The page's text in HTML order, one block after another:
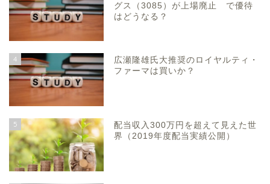
グス（3085）が上場廃止 で優待
はどうなる？
4
広瀬隆雄氏大推奨のロイヤルティ・
ファーマは買いか？
5
配当収入300万円を超えて見えた世
界（2019年度配当実績公開）